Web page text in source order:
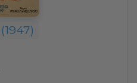
(1947)